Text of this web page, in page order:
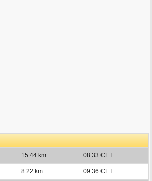
15.44 km 08:33 CET
8.22 km 09:36 CET